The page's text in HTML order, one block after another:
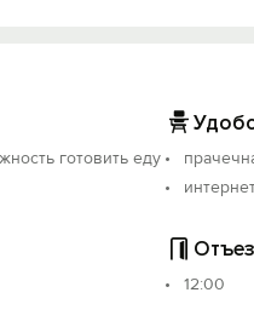
еды.
готовить еду
12:00